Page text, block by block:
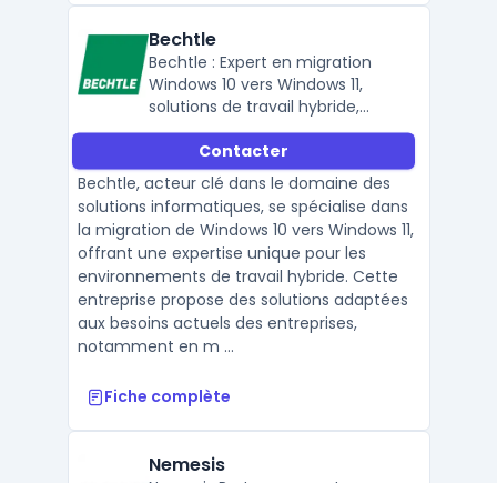
Bechtle
Bechtle : Expert en migration
Windows 10 vers Windows 11,
solutions de travail hybride,
équipement informatique,
connectivité et sécurité des
données.
Contacter
Bechtle, acteur clé dans le domaine des
solutions informatiques, se spécialise dans
la migration de Windows 10 vers Windows 11,
offrant une expertise unique pour les
environnements de travail hybride. Cette
entreprise propose des solutions adaptées
aux besoins actuels des entreprises,
notamment en m ...
Fiche complète
Nemesis